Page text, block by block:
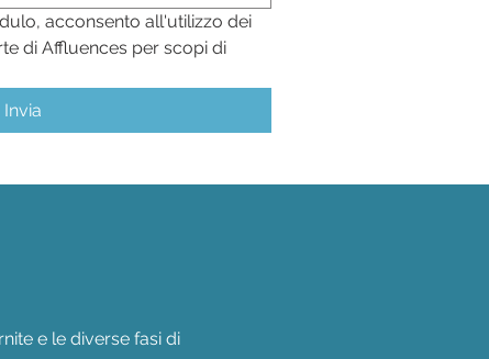
acconsento all'utilizzo dei
di Affluences per scopi di
Invia
e le diverse fasi di